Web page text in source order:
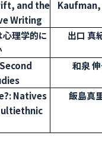
and the
Writing
理学的に
出口 真
和泉
Natives
飯島真